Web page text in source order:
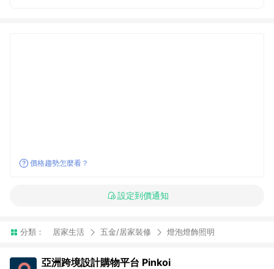
價格趨勢怎麼看？
設定到價通知
分類： 居家生活 五金/居家裝修 燈泡燈飾照明
亞洲跨境設計購物平台 Pinkoi